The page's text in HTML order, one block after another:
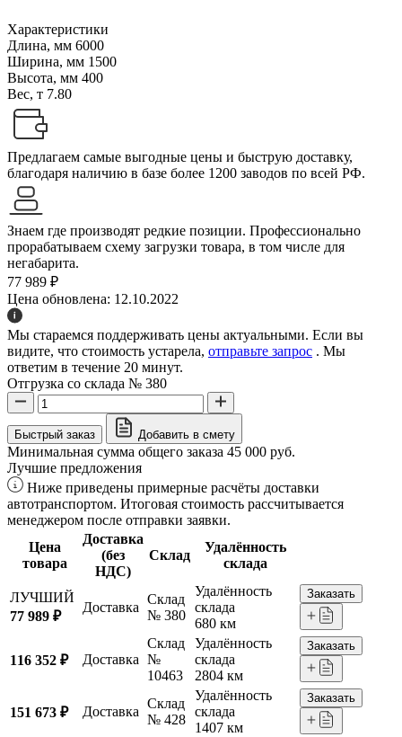
Характеристики
Длина, мм 6000
Ширина, мм 1500
Высота, мм 400
Вес, т 7.80
Предлагаем самые выгодные цены и быструю доставку,
благодаря наличию в базе более 1200 заводов по всей РФ.
Знаем где производят редкие позиции. Профессионально
прорабатываем схему загрузки товара, в том числе для
негабарита.
77 989 ₽
Цена обновлена: 12.10.2022
Мы стараемся поддерживать цены актуальными. Если вы
видите, что стоимость устарела, отправьте запрос . Мы
ответим в течение 20 минут.
Отгрузка со склада № 380
Быстрый заказ Добавить в смету
Минимальная сумма общего заказа 45 000 руб.
Лучшие предложения
Ниже приведены примерные расчёты доставки
автотранспортом. Итоговая стоимость рассчитывается
менеджером после отправки заявки.
Цена
товара
Доставка
(без
НДС)
Склад
Удалённость
склада
ЛУЧШИЙ
77 989 ₽
Доставка
Склад
№ 380
Удалённость
склада
680 км
Заказать
116 352 ₽ Доставка
Склад
№
10463
Удалённость
склада
2804 км
Заказать
151 673 ₽ Доставка
Склад
№ 428
Удалённость
склада
1407 км
Заказать